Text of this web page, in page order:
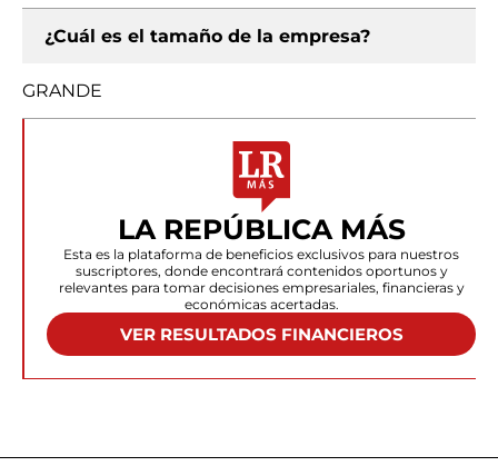
¿Cuál es el tamaño de la empresa?
GRANDE
LA REPÚBLICA MÁS
Esta es la plataforma de beneficios exclusivos para nuestros
suscriptores, donde encontrará contenidos oportunos y
relevantes para tomar decisiones empresariales, financieras y
económicas acertadas.
VER RESULTADOS FINANCIEROS